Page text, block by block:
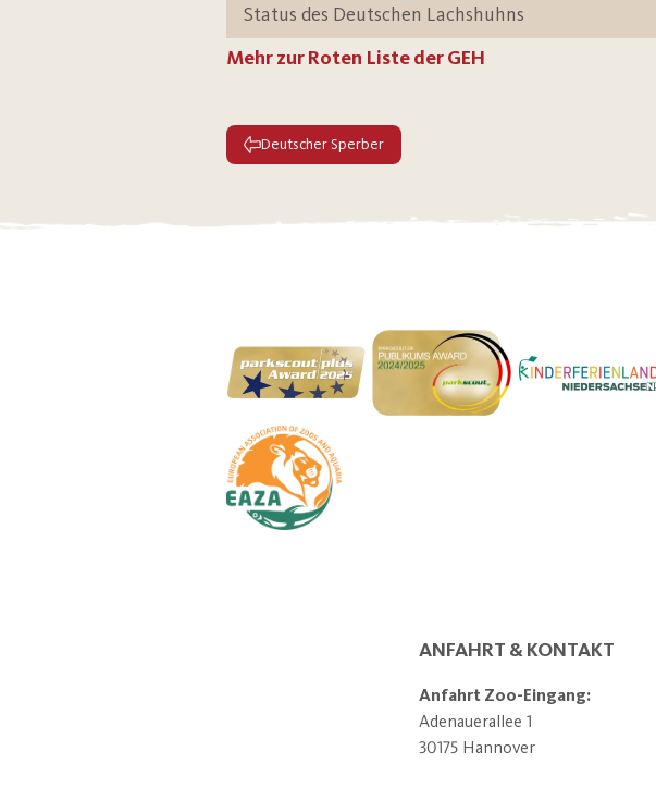
Status des Deutschen Lachshuhns
Mehr zur Roten Liste der GEH
Deutscher Sperber
ANFAHRT & KONTAKT
Anfahrt Zoo-Eingang:
Adenauerallee 1
30175 Hannover